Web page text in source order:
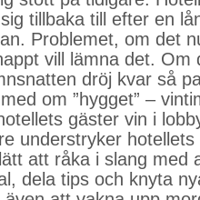
tillbaka till efter en
Problemet, om det
vill lämna det. Om
dröj kvar så
om ”hygget” –
gäster vin i
understryker hotellets
att råka i slang med
dela tips och knyta